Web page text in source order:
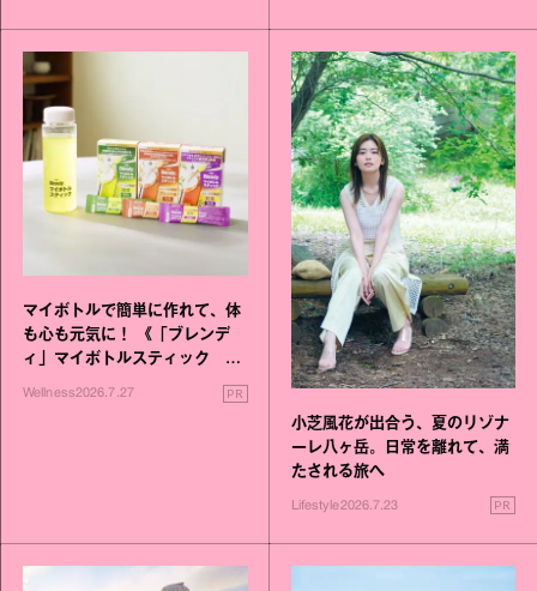
マイボトルで簡単に作れて、体
も心も元気に！ 《「ブレンデ
ィ」マイボトルスティック い
いこと毎日》シリーズが誕生
Wellness2026.7.27 PR
小芝風花が出合う、夏のリゾナ
ーレ八ヶ岳。日常を離れて、満
たされる旅へ
Lifestyle2026.7.23 PR